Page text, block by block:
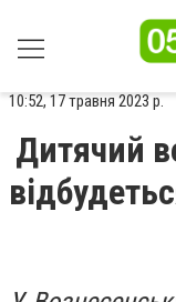
10:52, 17 травня 2023 р.
Дитячий